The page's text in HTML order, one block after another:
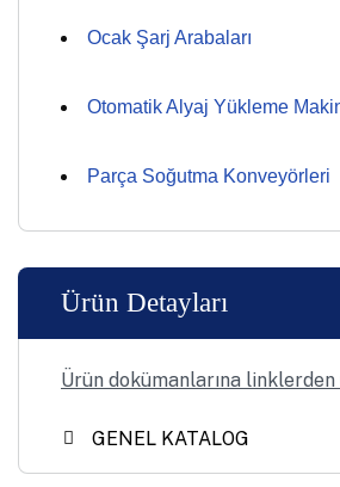
Ocak Şarj Arabaları
Otomatik Alyaj Yükleme
Parça Soğutma Konveyörleri
Ürün Detayları
Ürün dokümanlarına
GENEL KATALOG